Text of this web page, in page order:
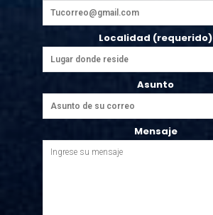
Localidad (requerido)
Asunto
Mensaje